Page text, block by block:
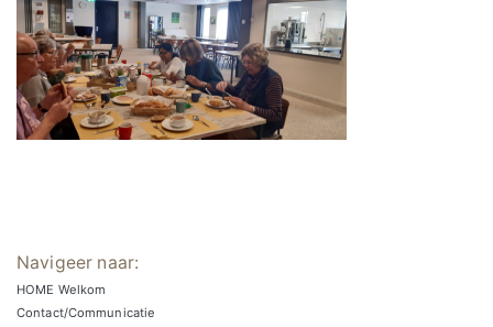
Navigeer naar:
HOME Welkom
Contact/Communicatie